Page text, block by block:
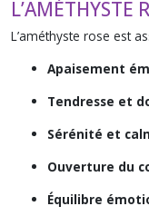
L’AMÉTHYSTE
L’améthyste rose est
Apaisement
Tendresse et
Sérénité et
Ouverture du
Équilibre